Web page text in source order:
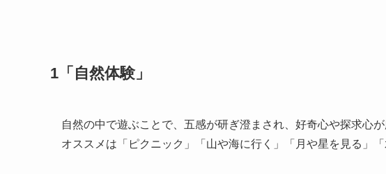
1「自然体験」
自然の中で遊ぶことで、五感が研ぎ澄まされ、好奇心や探求心が
オススメは「ピクニック」「山や海に行く」「月や星を見る」「